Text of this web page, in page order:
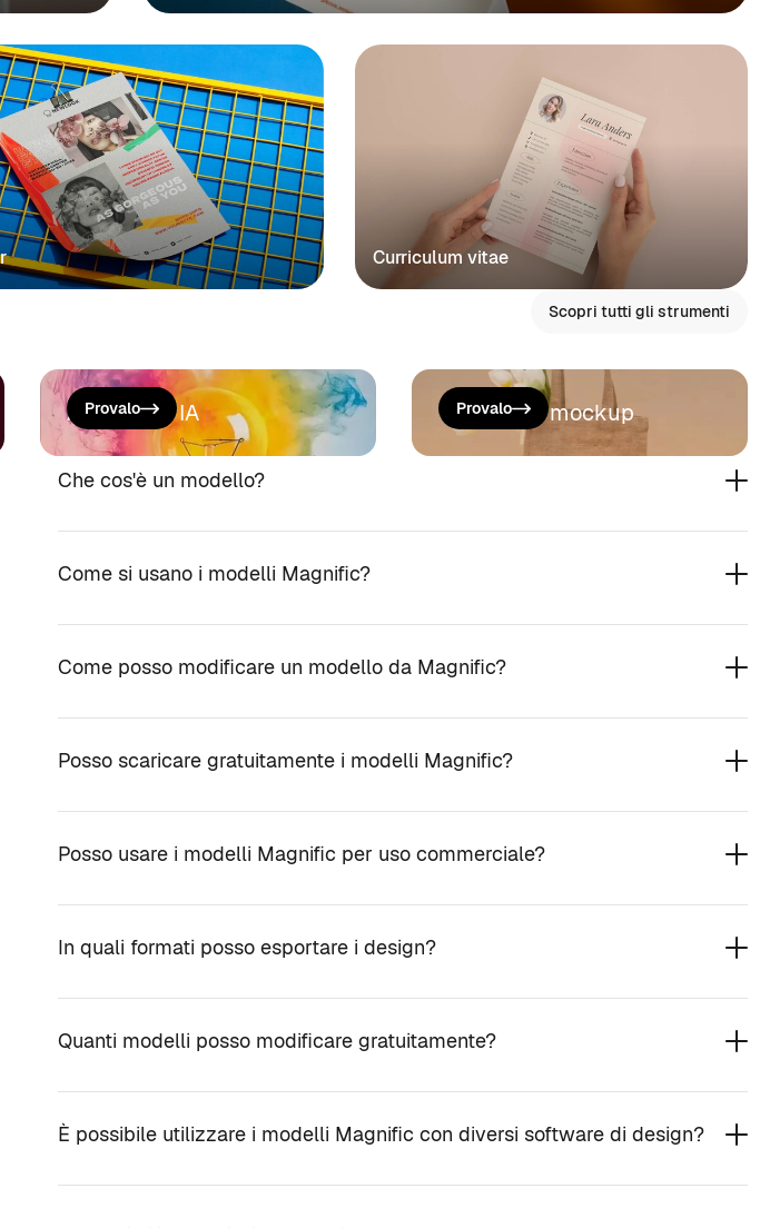
Curriculum vitae
Scopri tutti gli strumenti
Assistente IA
Provalo Genera un mockup
Provalo
Che cos'è un modello?
Come si usano i modelli Magnific?
Come posso modificare un modello da Magnific?
Posso scaricare gratuitamente i modelli Magnific?
Posso usare i modelli Magnific per uso commerciale?
In quali formati posso esportare i design?
Quanti modelli posso modificare gratuitamente?
È possibile utilizzare i modelli Magnific con diversi software di design?